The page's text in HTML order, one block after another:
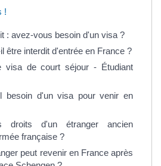
!
: avez-vous besoin d'un visa ?
être interdit d'entrée en France ?
visa de court séjour - Étudiant
besoin d'un visa pour venir en
droits d'un étranger ancien
française ?
peut revenir en France après